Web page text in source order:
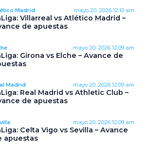
Madrid mayo 20, 2026 12:10 am
Villarreal vs Atlético Madrid –
de apuestas
mayo 20, 2026 12:09 am
Girona vs Elche – Avance de
Madrid mayo 20, 2026 12:09 am
Real Madrid vs Athletic Club –
de apuestas
mayo 20, 2026 12:09 am
Celta Vigo vs Sevilla – Avance
apuestas